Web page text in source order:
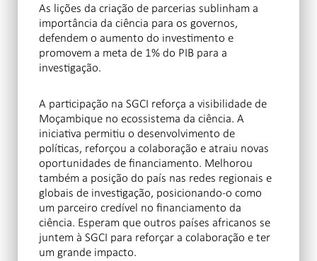
As lições da criação de parcerias sublinham a
importância da ciência para os governos,
defendem o aumento do investimento e
promovem a meta de 1% do PIB para a
investigação.
A participação na SGCI reforça a visibilidade de
Moçambique no ecossistema da ciência. A
iniciativa permitiu o desenvolvimento de
políticas, reforçou a colaboração e atraiu novas
oportunidades de financiamento. Melhorou
também a posição do país nas redes regionais e
globais de investigação, posicionando-o como
um parceiro credível no financiamento da
ciência. Esperam que outros países africanos se
juntem à SGCI para reforçar a colaboração e ter
um grande impacto.